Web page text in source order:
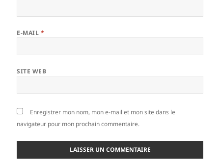
E-MAIL *
SITE WEB
Enregistrer mon nom, mon e-mail et mon site dans le
navigateur pour mon prochain commentaire.